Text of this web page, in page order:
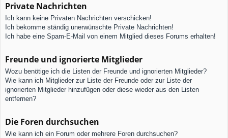
Private Nachrichten
Ich kann keine Privaten Nachrichten verschicken!
Ich bekomme ständig unerwünschte Private Nachrichten!
Ich habe eine Spam-E-Mail von einem Mitglied dieses Forums erhalten!
Freunde und ignorierte Mitglieder
Wozu benötige ich die Listen der Freunde und ignorierten Mitglieder?
Wie kann ich Mitglieder zur Liste der Freunde oder zur Liste der
ignorierten Mitglieder hinzufügen oder diese wieder aus den Listen
entfernen?
Die Foren durchsuchen
Wie kann ich ein Forum oder mehrere Foren durchsuchen?